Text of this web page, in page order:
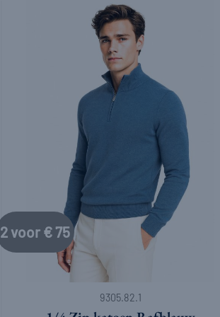
2 voor € 75
9305.82.1